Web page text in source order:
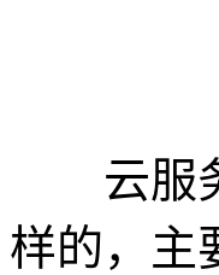
云服务
样的，主